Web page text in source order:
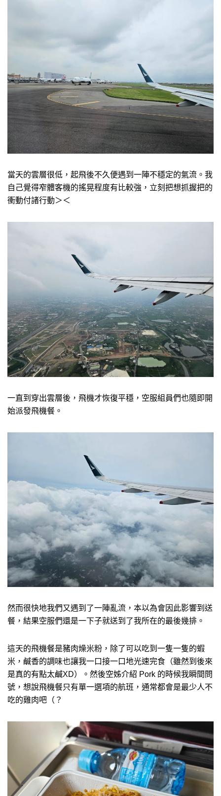
當天的雲層很低，起飛後不久便遇到一陣不穩定的氣流。我
自己覺得窄體客機的搖晃程度有比較強，立刻把想抓握把的
衝動付諸行動＞＜
一直到穿出雲層後，飛機才恢復平穩，空服組員們也隨即開
始派發飛機餐。
然而很快地我們又遇到了一陣亂流，本以為會因此影響到送
餐，結果空服們還是一下子就送到了我所在的最後幾排。
這天的飛機餐是豬肉燥米粉，除了可以吃到一隻一隻的蝦
米，鹹香的調味也讓我一口接一口地光速完食（雖然到後來
是真的有點太鹹XD）。然後空姊介紹 Pork 的時候我瞬間問
號，想說飛機餐只有單一選項的航班，通常都會是最少人不
吃的雞肉吧（？